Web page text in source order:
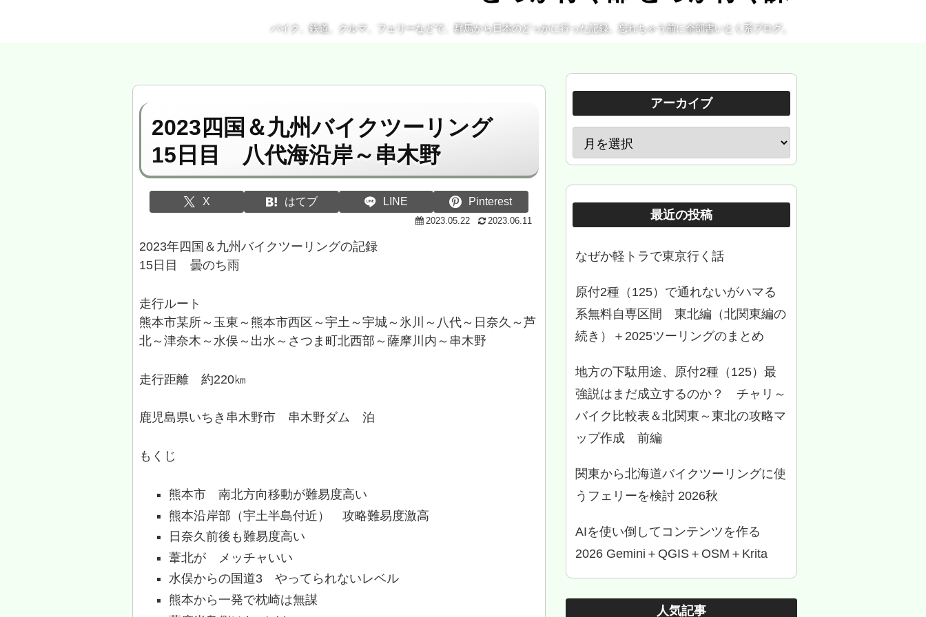
バイク、鉄道、クルマ、フェリーなどで、群馬から日本のどっかに行った記録。忘れちゃう前に全部書いとく系ブログ。
2023四国＆九州バイクツーリング
15日目 八代海沿岸～串木野
X はてブ LINE Pinterest
2023.05.22 2023.06.11
2023年四国＆九州バイクツーリングの記録
15日目 曇のち雨
走行ルート
熊本市某所～玉東～熊本市西区～宇土～宇城～氷川～八代～日奈久～芦
北～津奈木～水俣～出水～さつま町北西部～薩摩川内～串木野
走行距離 約220㎞
鹿児島県いちき串木野市 串木野ダム 泊
もくじ
熊本市 南北方向移動が難易度高い
熊本沿岸部（宇土半島付近） 攻略難易度激高
日奈久前後も難易度高い
葦北が メッチャいい
水俣からの国道3 やってられないレベル
熊本から一発で枕崎は無謀
アーカイブ
最近の投稿
なぜか軽トラで東京行く話
原付2種（125）で通れないがハマる
系無料自専区間 東北編（北関東編の
続き）＋2025ツーリングのまとめ
地方の下駄用途、原付2種（125）最
強説はまだ成立するのか？ チャリ～
バイク比較表＆北関東～東北の攻略マ
ップ作成 前編
関東から北海道バイクツーリングに使
うフェリーを検討 2026秋
AIを使い倒してコンテンツを作る
2026 Gemini＋QGIS＋OSM＋Krita
人気記事